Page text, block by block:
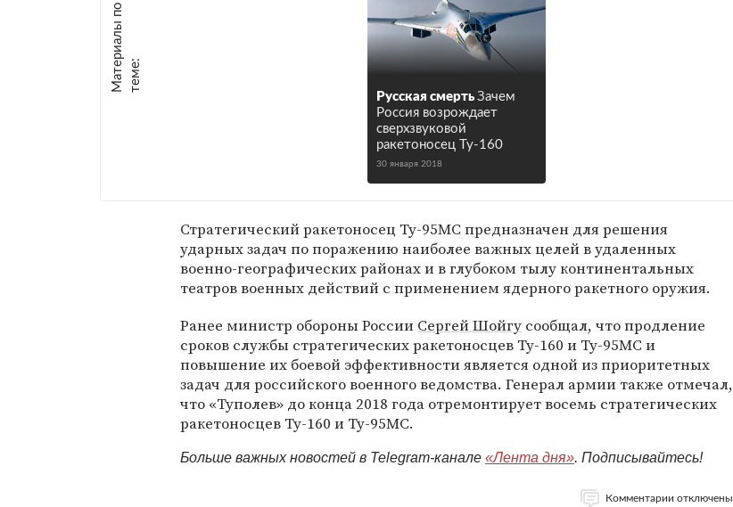
М
а
т е
р
и
а
л
ы
п
о
т
е
м
е :
Русская смерть Зачем
Россия возрождает
сверхзвуковой
ракетоносец Ту-160
30 января 2018
Стратегический ракетоносец Ту-95МС предназначен для решения
ударных задач по поражению наиболее важных целей в удаленных
военно-географических районах и в глубоком тылу континентальных
театров военных действий с применением ядерного ракетного оружия.
Ранее министр обороны России Сергей Шойгу сообщал, что продление
сроков службы стратегических ракетоносцев Ту-160 и Ту-95МС и
повышение их боевой эффективности является одной из приоритетных
задач для российского военного ведомства. Генерал армии также отмечал,
что «Туполев» до конца 2018 года отремонтирует восемь стратегических
ракетоносцев Ту-160 и Ту-95МС.
Больше важных новостей в Telegram-канале «Лента дня». Подписывайтесь!
Комментарии отключены